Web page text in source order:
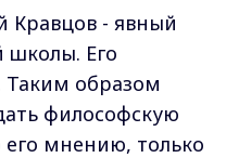
Кравцов - явный
Его
образом
философскую
его мнению, только